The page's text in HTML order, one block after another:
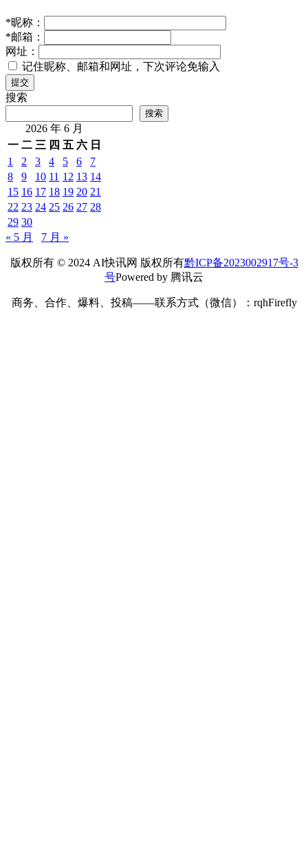
*昵称：
*邮箱：
网址：
记住昵称、邮箱和网址，下次评论免输入
提交
搜索
搜索
2026 年 6 月
一 二 三 四 五 六 日
1
2 3 4 5 6
7
8
9 10 11 12 13 14
15 16 17 18 19 20 21
22 23 24 25 26 27 28
29 30
« 5 月
7 月 »
版权所有 © 2024 AI快讯网 版权所有黔ICP备2023002917号-3
号Powered by 腾讯云
商务、合作、爆料、投稿——联系方式（微信）：rqhFirefly